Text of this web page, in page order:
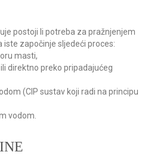
postoji li potreba za pražnjenjem
iste započinje sljedeći proces:
masti,
direktno preko pripadajućeg
(CIP sustav koji radi na principu
vodom.